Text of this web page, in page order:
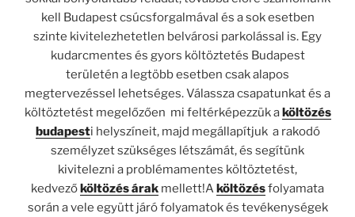
kell Budapest csúcsforgalmával és a sok esetben
szinte kivitelezhetetlen belvárosi parkolással is. Egy
kudarcmentes és gyors költöztetés Budapest
területén a legtöbb esetben csak alapos
megtervezéssel lehetséges. Válassza csapatunkat és a
költöztetést megelőzően mi feltérképezzük aköltözés
budapesti helyszíneit, majd megállapítjuk a rakodó
személyzet szükséges létszámát, és segítünk
kivitelezni a problémamentes költöztetést,
kedvezőköltözés árak mellett!Aköltözésfolyamata
során a vele együtt járó folyamatok és tevékenységek